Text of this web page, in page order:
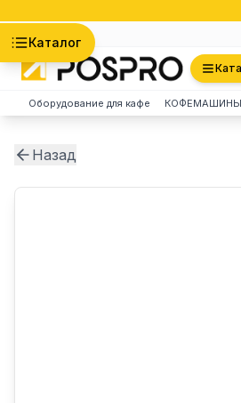
Каталог
Оборудование для кафе КОФЕМАШИНЫ
Назад